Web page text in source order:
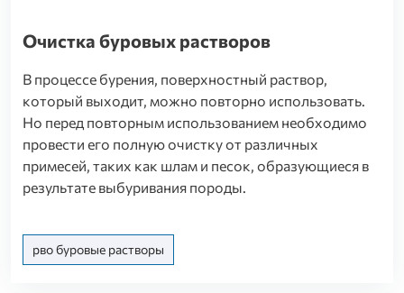
Очистка буровых растворов
В процессе бурения, поверхностный раствор,
который выходит, можно повторно использовать.
Но перед повторным использованием необходимо
провести его полную очистку от различных
примесей, таких как шлам и песок, образующиеся в
результате выбуривания породы.
рво буровые растворы